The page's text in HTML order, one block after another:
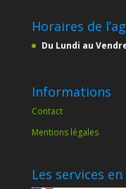
Horaires de
Du Lundi au
Informations
Contact
Mentions légales
Les services